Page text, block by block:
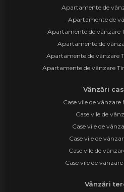
Apartamente de
Apartamente de
Apartamente de vânzare
Apartamente de
Apartamente de vânzare
Apartamente de vânzare
Vânzări
Case vile de vânzare
Case vile de
Case vile de
Case vile de
Case vile de
Case vile de
Vânzări